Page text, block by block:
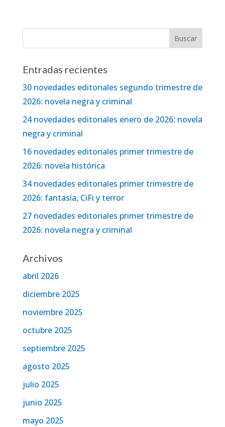
Entradas recientes
30 novedades editoriales segundo trimestre de
2026: novela negra y criminal
24 novedades editoriales enero de 2026: novela
negra y criminal
16 novedades editoriales primer trimestre de
2026: novela histórica
34 novedades editoriales primer trimestre de
2026: fantasía, CiFi y terror
27 novedades editoriales primer trimestre de
2026: novela negra y criminal
Archivos
abril 2026
diciembre 2025
noviembre 2025
octubre 2025
septiembre 2025
agosto 2025
julio 2025
junio 2025
mayo 2025